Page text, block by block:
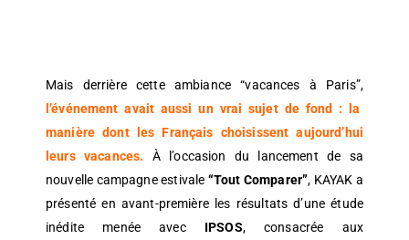
Mais derrière cette ambiance “vacances à Paris”,
l’événement avait aussi un vrai sujet de fond : la
manière dont les Français choisissent aujourd’hui
leurs vacances. À l’occasion du lancement de sa
nouvelle campagne estivale “Tout Comparer”, KAYAK a
présenté en avant-première les résultats d’une étude
inédite menée avec IPSOS, consacrée aux